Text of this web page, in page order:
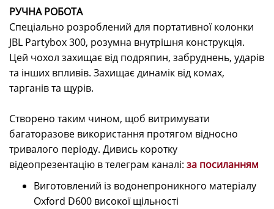
РУЧНА РОБОТА
Спеціально розроблений для портативної колонки
JBL Partybox 300, розумна внутрішня конструкція.
Цей чохол захищає від подряпин, забруднень, ударів
та інших впливів. Захищає динамік від комах,
тарганів та щурів.
Створено таким чином, щоб витримувати
багаторазове використання протягом відносно
тривалого періоду. Дивись коротку
відеопрезентацію в телеграм каналі: за посиланням
Виготовлений із водонепроникного матеріалу
Oxford D600 високої щільності